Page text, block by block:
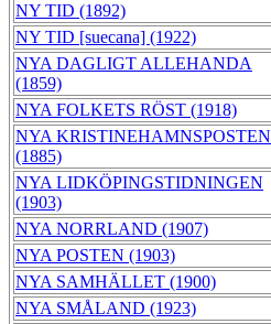
NY TID (1892)
NY TID [suecana] (1922)
NYA DAGLIGT ALLEHANDA
(1859)
NYA FOLKETS RÖST (1918)
NYA KRISTINEHAMNSPOSTEN
(1885)
NYA LIDKÖPINGSTIDNINGEN
(1903)
NYA NORRLAND (1907)
NYA POSTEN (1903)
NYA SAMHÄLLET (1900)
NYA SMÅLAND (1923)